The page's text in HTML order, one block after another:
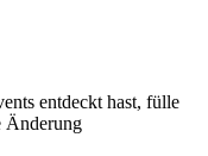
entdeckt hast, fülle
Änderung